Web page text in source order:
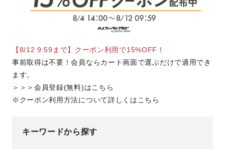
【8/12 9:59まで】クーポン利用で15%OFF！
事前取得は不要！会員ならカート画面で選ぶだけで適用でき
ます。
＞＞＞会員登録(無料)はこちら
※クーポン利用方法について詳しくはこちら
キーワードから探す
帽子・その他
ビジネス
機能から探す